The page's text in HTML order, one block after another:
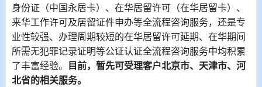
身份证（中国永居卡）、在华居留许可（在华居留卡）、
来华工作许可及居留证件申办等全流程咨询服务，还是专
业性较强、办理周期较短的在华居留许可延期、在华期间
所需无犯罪记录证明等公证认证全流程咨询服务中均积累
了丰富经验。 目前，暂先可受理客户北京市、天津市、河
北省的相关服务。